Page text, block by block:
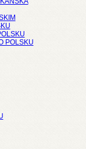
POLSKU